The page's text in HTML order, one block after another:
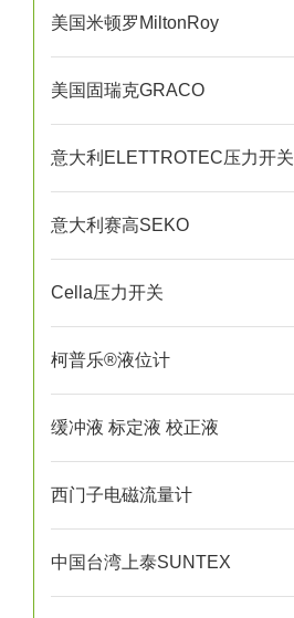
美国米顿罗MiltonRoy
美国固瑞克GRACO
意大利ELETTROTEC压力开关
意大利赛高SEKO
Cella压力开关
柯普乐®液位计
缓冲液 标定液 校正液
西门子电磁流量计
中国台湾上泰SUNTEX